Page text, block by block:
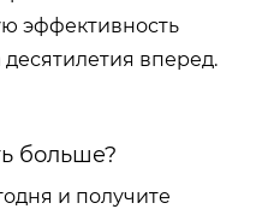
эффективность
вперед.
больше?
и получите